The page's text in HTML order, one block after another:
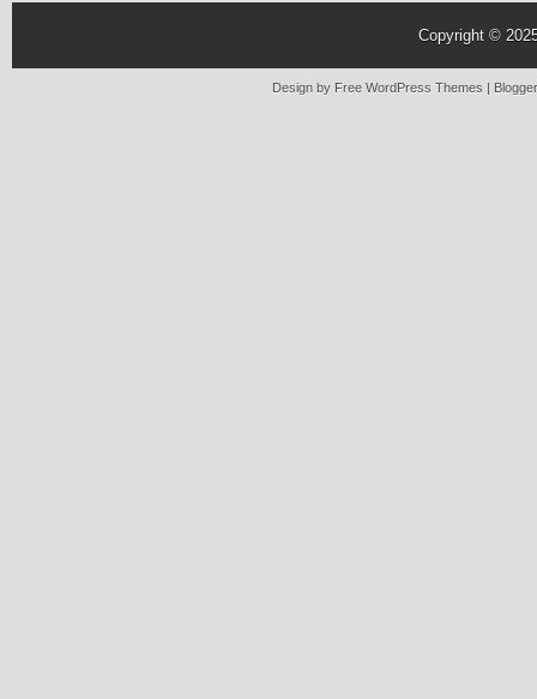
Copyright ©
Design by Free WordPress Themes |